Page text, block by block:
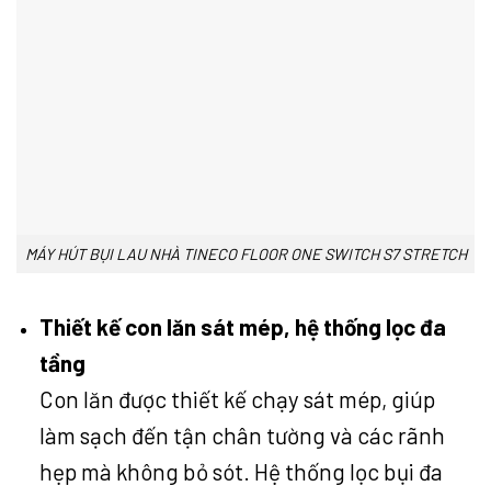
MÁY HÚT BỤI LAU NHÀ TINECO FLOOR ONE SWITCH S7 STRETCH
Thiết kế con lăn sát mép, hệ thống lọc đa
tầng
Con lăn được thiết kế chạy sát mép, giúp
làm sạch đến tận chân tường và các rãnh
hẹp mà không bỏ sót. Hệ thống lọc bụi đa